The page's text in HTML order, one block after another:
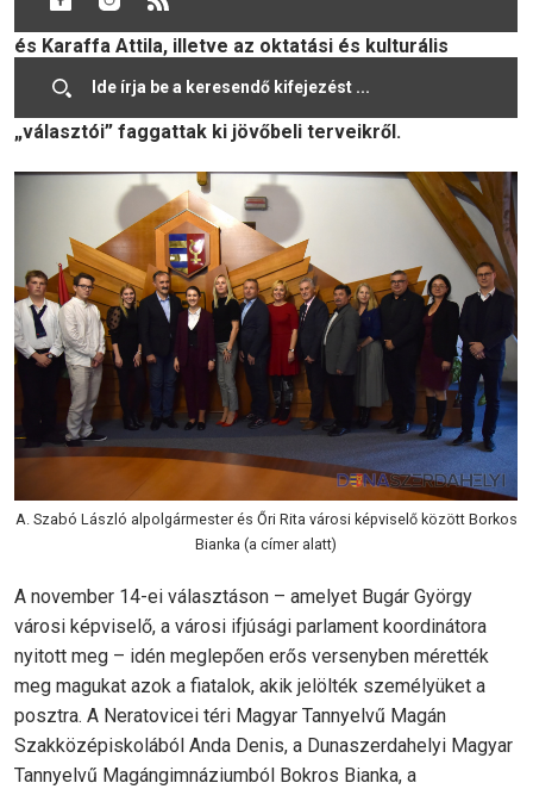
akiket városunk két alpolgármestere, A. Szabó László
és Karaffa Attila, illetve az oktatási és kulturális
bizottság, valamint a sport és ifjúsági bizottság
megjelent tagjai és természetesen az iskolák delegált
„választói” faggattak ki jövőbeli terveikről.
A. Szabó László alpolgármester és Őri Rita városi képviselő között Borkos
Bianka (a címer alatt)
A november 14-ei választáson – amelyet Bugár György
városi képviselő, a városi ifjúsági parlament koordinátora
nyitott meg – idén meglepően erős versenyben mérették
meg magukat azok a fiatalok, akik jelölték személyüket a
posztra. A Neratovicei téri Magyar Tannyelvű Magán
Szakközépiskolából Anda Denis, a Dunaszerdahelyi Magyar
Tannyelvű Magángimnáziumból Bokros Bianka, a